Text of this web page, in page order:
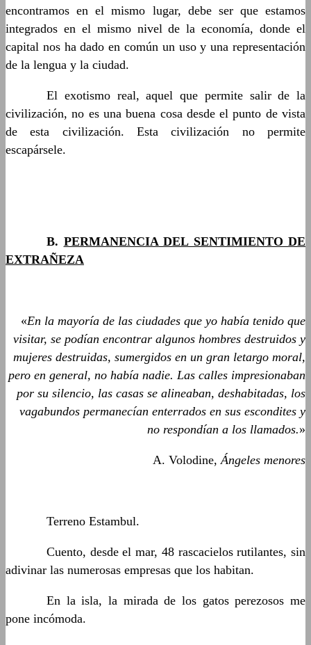
encontramos en el mismo lugar, debe ser que estamos
integrados en el mismo nivel de la economía, donde el
capital nos ha dado en común un uso y una representación
de la lengua y la ciudad.
El exotismo real, aquel que permite salir de la
civilización, no es una buena cosa desde el punto de vista
de esta civilización. Esta civilización no permite
escapársele.
B. PERMANENCIA DEL SENTIMIENTO DE
EXTRAÑEZA
«En la mayoría de las ciudades que yo había tenido que
visitar, se podían encontrar algunos hombres destruidos y
mujeres destruidas, sumergidos en un gran letargo moral,
pero en general, no había nadie. Las calles impresionaban
por su silencio, las casas se alineaban, deshabitadas, los
vagabundos permanecían enterrados en sus escondites y
no respondían a los llamados.»
A. Volodine,Ángeles menores
Terreno Estambul.
Cuento, desde el mar, 48 rascacielos rutilantes, sin
adivinar las numerosas empresas que los habitan.
En la isla, la mirada de los gatos perezosos me
pone incómoda.